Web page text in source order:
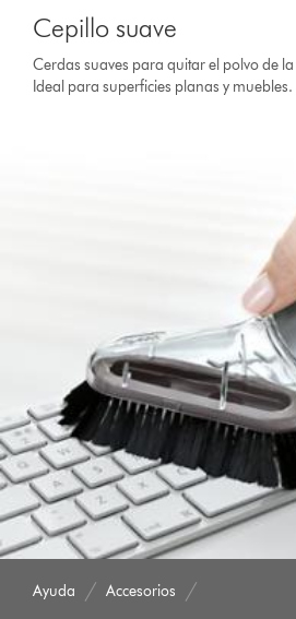
Cepillo suave
Cerdas suaves para quitar el polvo de
Ideal para superficies planas y muebles.
Ayuda Accesorios